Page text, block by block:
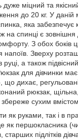
дуже міцний та
до 20 кг. У даній
яка забезпечує
на спинці є
З обох боків
напоїв. Зверху
а також
для дівчинки
дихає,
рюкзак, щільна,
збереже сухим
як руками, так і в
як першокласника
старших підлітків